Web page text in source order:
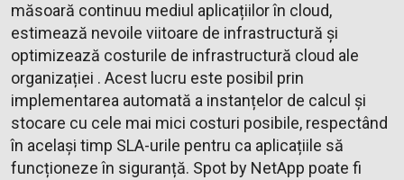
măsoară continuu mediul aplicațiilor în cloud,
estimează nevoile viitoare de infrastructură și
optimizează costurile de infrastructură cloud ale
organizației . Acest lucru este posibil prin
implementarea automată a instanțelor de calcul și
stocare cu cele mai mici costuri posibile, respectând
în același timp SLA-urile pentru ca aplicațiile să
funcționeze în siguranță. Spot by NetApp poate fi